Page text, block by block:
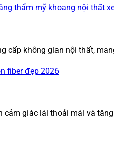
cấp không gian nội thất,
cảm giác lái thoải mái và